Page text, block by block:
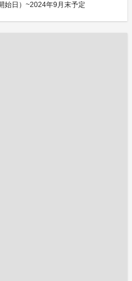
始日）~2024年9月末予定